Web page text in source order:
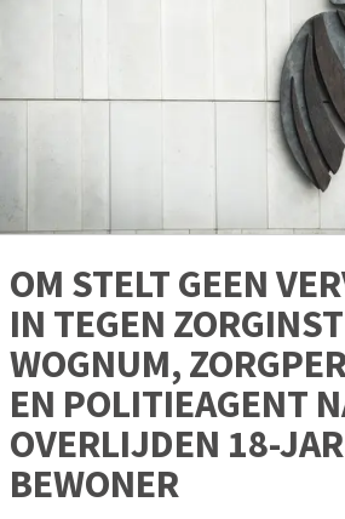
OM STELT GEEN
IN TEGEN
WOGNUM,
EN POLITIEAGENT
OVERLIJDEN 18-
BEWONER